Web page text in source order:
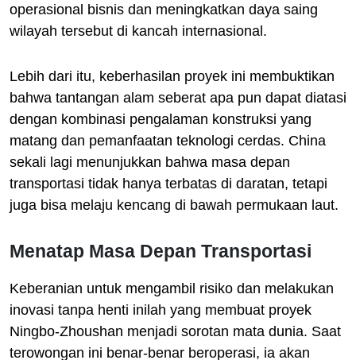
operasional bisnis dan meningkatkan daya saing
wilayah tersebut di kancah internasional.
Lebih dari itu, keberhasilan proyek ini membuktikan
bahwa tantangan alam seberat apa pun dapat diatasi
dengan kombinasi pengalaman konstruksi yang
matang dan pemanfaatan teknologi cerdas. China
sekali lagi menunjukkan bahwa masa depan
transportasi tidak hanya terbatas di daratan, tetapi
juga bisa melaju kencang di bawah permukaan laut.
Menatap Masa Depan Transportasi
Keberanian untuk mengambil risiko dan melakukan
inovasi tanpa henti inilah yang membuat proyek
Ningbo-Zhoushan menjadi sorotan mata dunia. Saat
terowongan ini benar-benar beroperasi, ia akan